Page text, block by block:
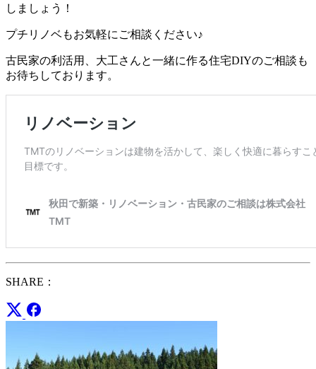
しましょう！
プチリノベもお気軽にご相談ください♪
古民家の利活用、大工さんと一緒に作る住宅DIYのご相談も
お待ちしております。
SHARE：